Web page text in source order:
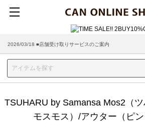
2026/08/04 ■8/13(木)AM2:00～サイトメンテナンス実施のお
2026/03/18 ■店舗受け取りサービスのご案内
TSUHARU by Samansa Mos2（
モスモス）/アウター（ピン